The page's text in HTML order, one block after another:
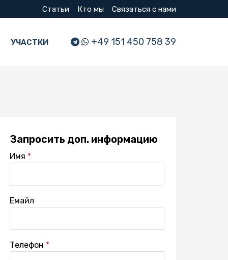
Статьи Кто мы Связаться с нами
УЧАСТКИ +49 151 450 758 39
Запросить доп. информацию
Имя
Емайл
Телефон